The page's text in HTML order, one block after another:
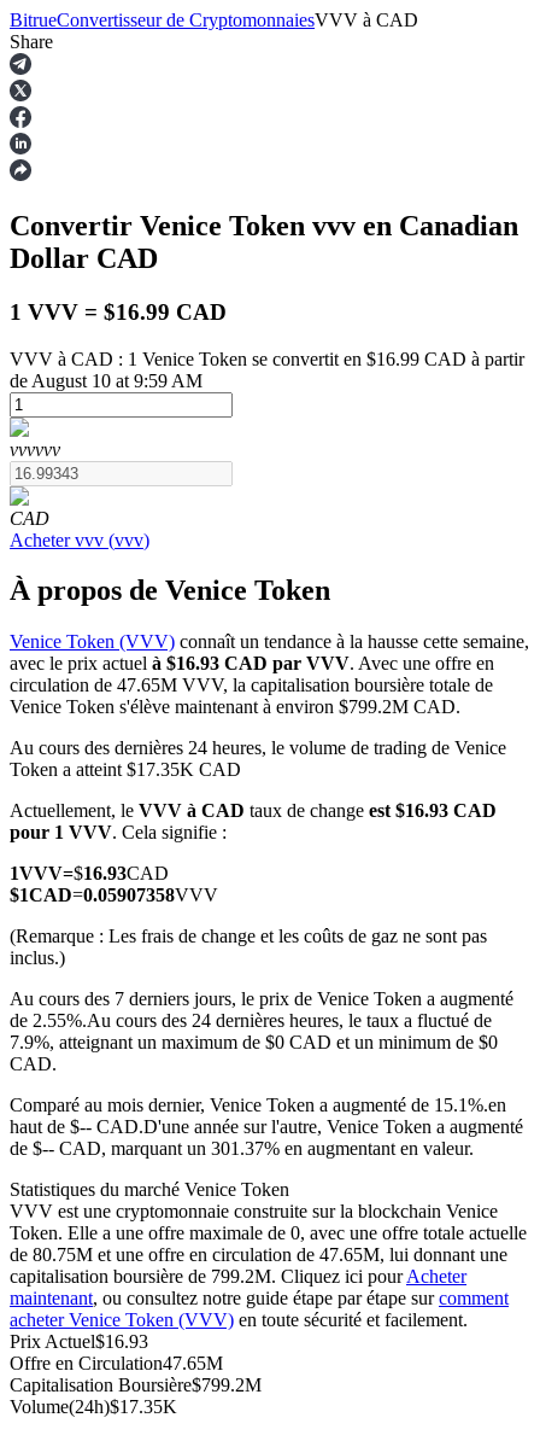
Contrats à terme
Futures USDT
Futures COIN-M
Contrats à terme sur crypto-monnaie
TradFi
Produits dérivés sur actions, forex, métaux précieux et matières
premières
Futures USDC
Futures utilisant l'USDC comme garantie
Copie de Trading
BitrueConvertisseur de CryptomonnaiesVVV à CAD
Share
Convertir Venice Token vvv en Canadian
Dollar CAD
1 VVV = $16.99 CAD
VVV à CAD : 1 Venice Token se convertit en $16.99 CAD à partir
de August 10 at 9:59 AM
vvvvvv
CAD
Acheter vvv (vvv)
À propos de Venice Token
Venice Token (VVV) connaît un tendance à la hausse cette semaine,
avec le prix actuel à $16.93 CAD par VVV. Avec une offre en
circulation de 47.65M VVV, la capitalisation boursière totale de
Venice Token s'élève maintenant à environ $799.2M CAD.
Au cours des dernières 24 heures, le volume de trading de Venice
Token a atteint $17.35K CAD
Actuellement, le VVV à CAD taux de change est $16.93 CAD
pour 1 VVV. Cela signifie :
1VVV=$16.93CAD
$1CAD=0.05907358VVV
(Remarque : Les frais de change et les coûts de gaz ne sont pas
inclus.)
Au cours des 7 derniers jours, le prix de Venice Token a augmenté
de 2.55%.Au cours des 24 dernières heures, le taux a fluctué de
7.9%, atteignant un maximum de $0 CAD et un minimum de $0
CAD.
Comparé au mois dernier, Venice Token a augmenté de 15.1%.en
haut de $-- CAD.D'une année sur l'autre, Venice Token a augmenté
de $-- CAD, marquant un 301.37% en augmentant en valeur.
Statistiques du marché Venice Token
VVV est une cryptomonnaie construite sur la blockchain Venice
Token. Elle a une offre maximale de 0, avec une offre totale actuelle
de 80.75M et une offre en circulation de 47.65M, lui donnant une
capitalisation boursière de 799.2M. Cliquez ici pourAcheter
maintenant, ou consultez notre guide étape par étape surcomment
acheter Venice Token (VVV) en toute sécurité et facilement.
Prix Actuel$16.93
Offre en Circulation47.65M
Capitalisation Boursière$799.2M
Volume(24h)$17.35K